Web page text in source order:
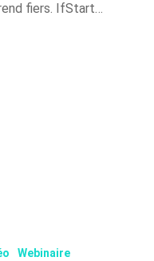
fiers. IfStart…
Webinaire